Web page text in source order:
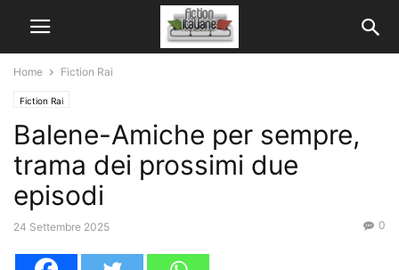
Home Fiction Rai
Fiction Rai
Balene-Amiche per sempre,
trama dei prossimi due
episodi
24 Settembre 2025 0